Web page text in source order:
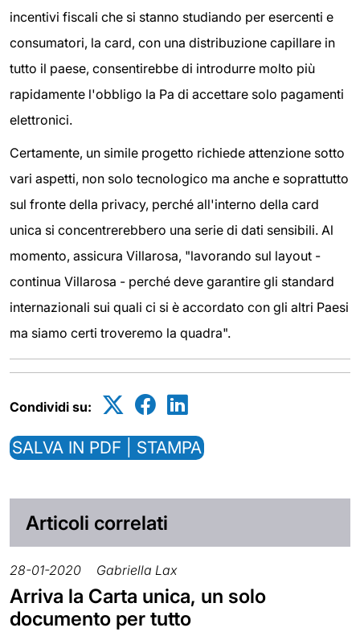
incentivi fiscali che si stanno studiando per esercenti e
consumatori, la card, con una distribuzione capillare in
tutto il paese, consentirebbe di introdurre molto più
rapidamente l'obbligo la Pa di accettare solo pagamenti
elettronici.
Certamente, un simile progetto richiede attenzione sotto
vari aspetti, non solo tecnologico ma anche e soprattutto
sul fronte della privacy, perché all'interno della card
unica si concentrerebbero una serie di dati sensibili. Al
momento, assicura Villarosa, "lavorando sul layout -
continua Villarosa - perché deve garantire gli standard
internazionali sui quali ci si è accordato con gli altri Paesi
ma siamo certi troveremo la quadra".
Condividi su:
SALVA IN PDF | STAMPA
Articoli correlati
28-01-2020 Gabriella Lax
Arriva la Carta unica, un solo
documento per tutto